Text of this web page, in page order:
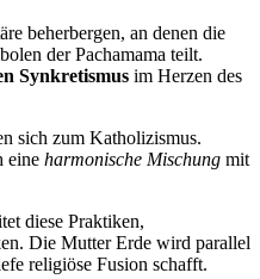
beherbergen, an denen die
der Pachamama teilt.
Synkretismus im Herzen des
sich zum Katholizismus.
eine harmonische Mischung mit
diese Praktiken,
Die Mutter Erde wird parallel
religiöse Fusion schafft.